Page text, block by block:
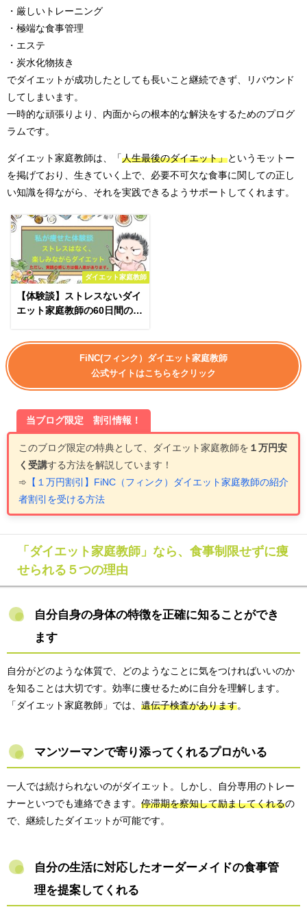
・厳しいトレーニング
・極端な食事管理
・エステ
・炭水化物抜き
でダイエットが成功したとしても長いこと継続できず、リバウンド
してしまいます。
一時的な頑張りより、内面からの根本的な解決をするためのプログ
ラムです。
ダイエット家庭教師は、「 人生最後のダイエット」というモットー
を掲げており、生きていく上で、必要不可欠な食事に関しての正し
い知識を得ながら、それを実践できるようサポートしてくれます。
ダイエット家庭教師
【体験談】ストレスないダイ
エット家庭教師の60日間の過
FiNC(フィンク）ダイエット家庭教師
公式サイトはこちらをクリック
当ブログ限定 割引情報！
このブログ限定の特典として、ダイエット家庭教師を １万円安
く受講する方法を解説しています ！
➾ 【１万円割引】FiNC（フィンク）ダイエット家庭教師の紹介
者割引を受ける方法
「ダイエット家庭教師」なら、食事制限せずに痩
せられる５つの理由
自分自身の身体の特徴を正確に知ることができ
ます
自分がどのような体質で、どのようなことに気をつければいいのか
を知ることは大切です。効率に痩せるために自分を理解します。
「ダイエット家庭教師」では、 遺伝子検査があります。
マンツーマンで寄り添ってくれるプロがいる
一人では続けられないのがダイエット。しかし、自分専用のトレー
ナーといつでも連絡できます。 停滞期を察知して励ましてくれるの
で、継続したダイエットが可能です。
自分の生活に対応したオーダーメイドの食事管
理を提案してくれる